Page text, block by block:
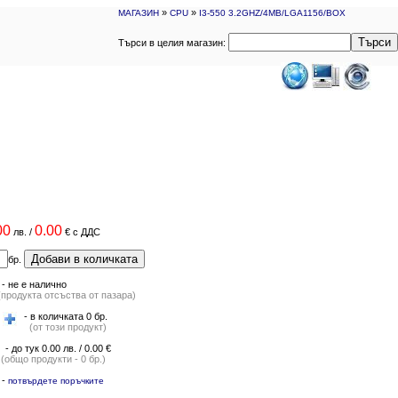
МАГАЗИН » CPU » I3-550 3.2GHZ/4MB/LGA1156/BOX
Търси в целия магазин: Търси
лв. / 0.00 € с ДДС
бр. Добави в количката
- не е налично
отсъства от пазара)
- в количката 0 бр.
(от този продукт)
- до тук 0.00 лв. / 0.00 €
(общо продукти - 0 бр.)
- потвърдете поръчките